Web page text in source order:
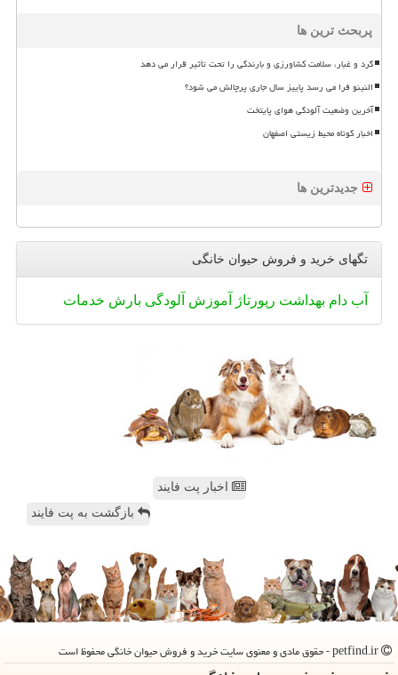
پربحث ترین ها
گرد و غبار، سلامت کشاورزی و بارندگی را تحت تأثیر قرار می دهد
النینو فرا می رسد پاییز سال جاری پرچالش می شود؟
آخرین وضعیت آلودگی هوای پایتخت
اخبار کوتاه محیط زیستی اصفهان
جدیدترین ها
تگهای خرید و فروش حیوان خانگی
آب دام بهداشت رپورتاژ آموزش آلودگی بارش خدمات
اخبار پت فایند
بازگشت به پت فایند